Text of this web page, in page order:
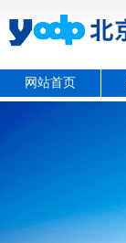
网站首页